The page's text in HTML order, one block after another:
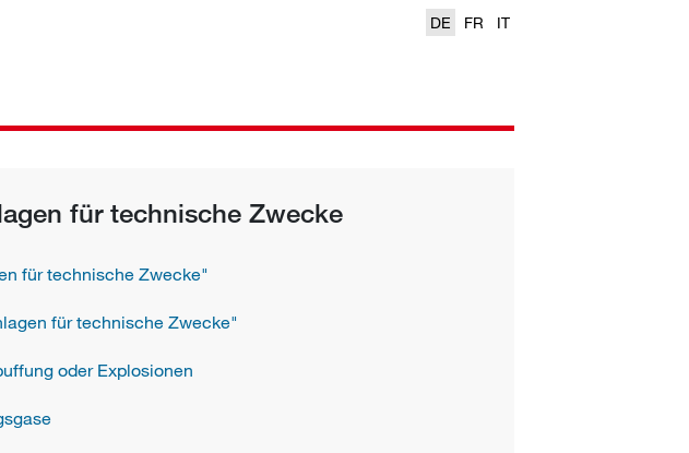
DE FR IT
für technische Zwecke
für technische Zwecke"
für technische Zwecke"
oder Explosionen